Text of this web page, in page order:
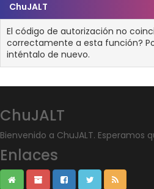
ChuJALT
El código de autorización no
correctamente a esta función?
inténtalo de nuevo.
ChuJALT
Bienvenido a ChuJALT. Esperamos
Enlaces